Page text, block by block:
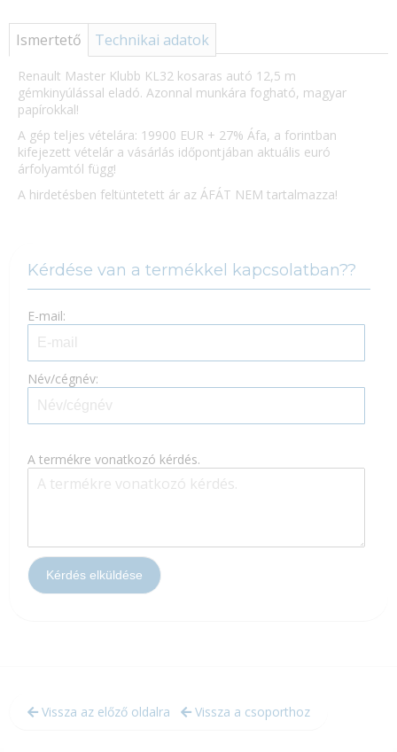
Ismertető Technikai adatok
Renault Master Klubb KL32 kosaras autó 12,5 m
gémkinyúlással eladó. Azonnal munkára fogható, magyar
papírokkal!
A gép teljes vételára: 19900 EUR + 27% Áfa, a forintban
kifejezett vételár a vásárlás időpontjában aktuális euró
árfolyamtól függ!
A hirdetésben feltüntetett ár az ÁFÁT NEM tartalmazza!
Kérdése van a termékkel kapcsolatban??
E-mail:
Név/cégnév:
A termékre vonatkozó kérdés.
Vissza az előző oldalra Vissza a csoporthoz